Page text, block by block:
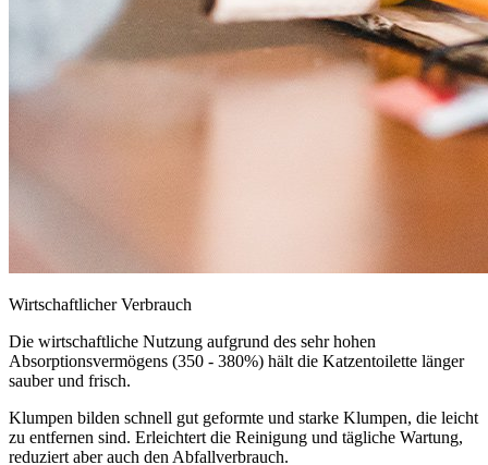
Wirtschaftlicher Verbrauch
Die wirtschaftliche Nutzung aufgrund des sehr hohen
Absorptionsvermögens (350 - 380%) hält die Katzentoilette länger
sauber und frisch.
Klumpen bilden schnell gut geformte und starke Klumpen, die leicht
zu entfernen sind. Erleichtert die Reinigung und tägliche Wartung,
reduziert aber auch den Abfallverbrauch.